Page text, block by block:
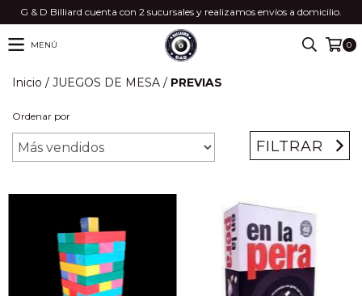
G & D Billiard cuenta con 2 sucursales y realizamos envíos a domicilio.
MENÚ 0
Inicio / JUEGOS DE MESA / PREVIAS
Ordenar por
FILTRAR